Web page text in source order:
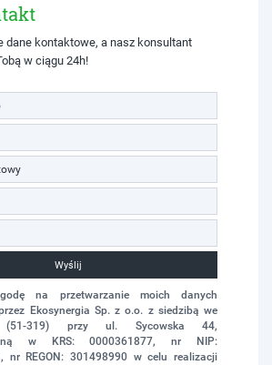
dane kontaktowe, a nasz konsultant
w ciągu 24h!
Wyślij
na przetwarzanie moich danych
Ekosynergia Sp. z o.o. z siedzibą we
(51-319) przy ul. Sycowska 44,
w KRS: 0000361877, nr NIP:
nr REGON: 301498990 w celu realizacji